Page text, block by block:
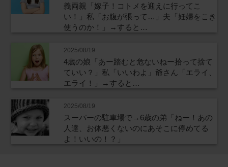
義両親「嫁子！コトメを迎えに行ってこ
い！」私「お腹が張って…」夫「妊婦をこき
使うのか！」→すると…
2025/08/19
4歳の娘「あー踏むと危ないねー拾って捨て
ていい？」私「いいわよ」爺さん「エライ、
エライ！」→すると…
2025/08/19
スーパーの駐車場で→6歳の弟「ねー！あの
人達、お体悪くないのにあそこに停めてる
よ！いいの！？」